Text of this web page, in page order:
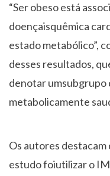
“Ser obeso está
doençaisquêmica
estado metabólico”,
desses resultados,
denotar umsubgrupo
metabolicamente
Os autores destacam
estudo foiutilizar o